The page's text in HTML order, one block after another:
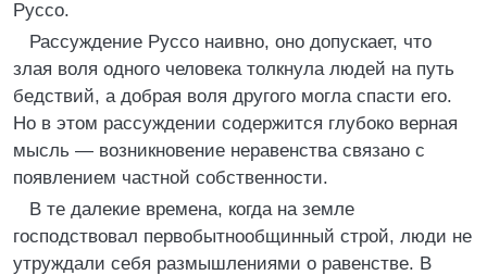
Руссо.
Рассуждение Руссо наивно, оно допускает, что
злая воля одного человека толкнула людей на путь
бедствий, а добрая воля другого могла спасти его.
Но в этом рассуждении содержится глубоко верная
мысль — возникновение неравенства связано с
появлением частной собственности.
В те далекие времена, когда на земле
господствовал первобытнообщинный строй, люди не
утруждали себя размышлениями о равенстве. В